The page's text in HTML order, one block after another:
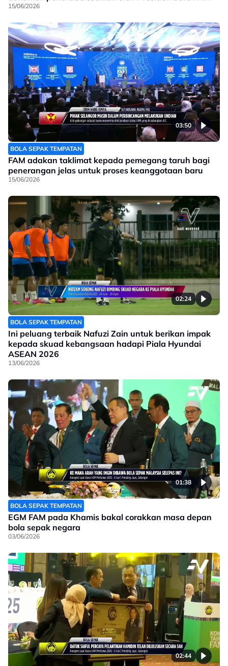
15/06/2026
03:50
BOLA SEPAK TEMPATAN
FAM adakan taklimat kepada pemegang taruh bagi
penerangan jelas untuk proses keanggotaan baru
15/06/2026
02:24
BOLA SEPAK TEMPATAN
Ini peluang terbaik Nafuzi Zain untuk berikan impak
kepada skuad kebangsaan hadapi Piala Hyundai
ASEAN 2026
13/06/2026
01:38
BOLA SEPAK TEMPATAN
EGM FAM pada Khamis bakal corakkan masa depan
bola sepak negara
03/06/2026
02:44